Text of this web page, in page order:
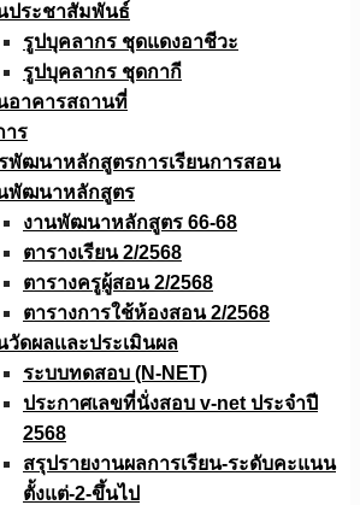
ประชาสัมพันธ์
รูปบุคลากร ชุดแดงอาชีวะ
รูปบุคลากร ชุดกากี
อาคารสถานที่
าร
พัฒนาหลักสูตรการเรียนการสอน
พัฒนาหลักสูตร
งานพัฒนาหลักสูตร 66-68
ตารางเรียน 2/2568
ตารางครูผู้สอน 2/2568
ตารางการใช้ห้องสอน 2/2568
วัดผลเเละประเมินผล
ระบบทดสอบ (N-NET)
ประกาศเลขที่นั่งสอบ v-net ประจำปี
2568
สรุปรายงานผลการเรียน-ระดับคะแนน
ตั้งแต่-2-ขึ้นไป